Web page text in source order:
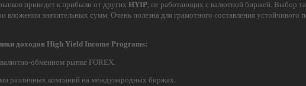
приведет к прибыли от другихHYIP, не работающих с валютной биржей. Выбор
вложении значительных сумм. Очень полезна для грамотного составления устойчивого
доходов High Yield Income Programs:
обменном рынке FOREX.
различных компаний на международных биржах.